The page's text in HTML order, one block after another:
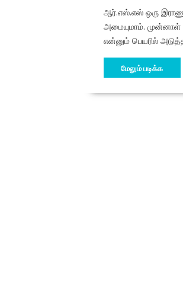
ஆர்.எஸ்.எஸ் ஒரு
அமையுமாம். முன்னாள்
என்னும் பெயரில்
மேலும் படிக்க